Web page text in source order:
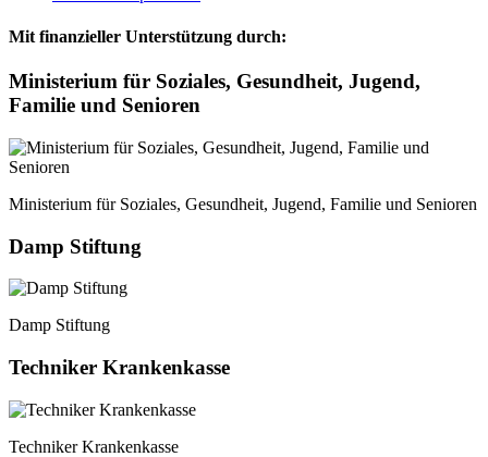
Mit finanzieller Unterstützung durch:
Ministerium für Soziales, Gesundheit, Jugend,
Familie und Senioren
Ministerium für Soziales, Gesundheit, Jugend, Familie und Senioren
Damp Stiftung
Damp Stiftung
Techniker Krankenkasse
Techniker Krankenkasse